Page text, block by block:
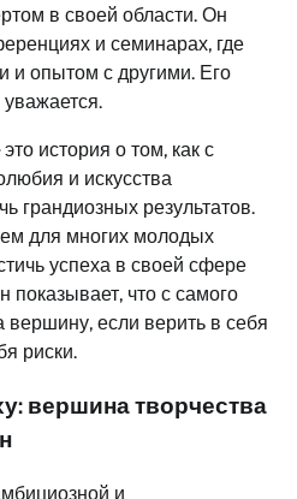
в своей области. Он
и семинарах, где
и опытом с другими. Его
история о том, как с
и искусства
грандиозных результатов.
для многих молодых
успеха в своей сфере
показывает, что с самого
если верить в себя
риски.
вершина творчества
и